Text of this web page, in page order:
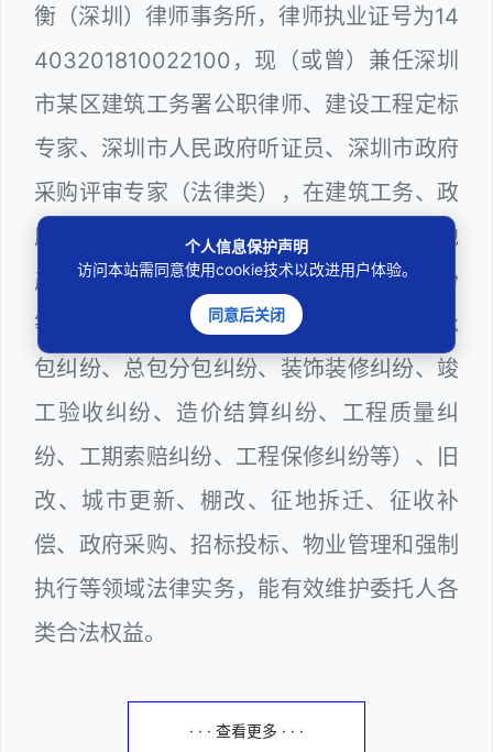
衡（深圳）律师事务所，律师执业证号为14
403201810022100，现（或曾）兼任深圳
市某区建筑工务署公职律师、建设工程定标
专家、深圳市人民政府听证员、深圳市政府
采购评审专家（法律类），在建筑工务、政
府采购等城建部门工作多年，颇为熟悉房地
产（商品房预售纠纷、二手房买卖纠纷
等）、建设工程（勘察设计纠纷、工程发承
包纠纷、总包分包纠纷、装饰装修纠纷、竣
工验收纠纷、造价结算纠纷、工程质量纠
纷、工期索赔纠纷、工程保修纠纷等）、旧
改、城市更新、棚改、征地拆迁、征收补
偿、政府采购、招标投标、物业管理和强制
执行等领域法律实务，能有效维护委托人各
类合法权益。
· · · 查看更多 · · ·
个人信息保护声明
访问本站需同意使用cookie技术以改进用户体验。
同意后关闭